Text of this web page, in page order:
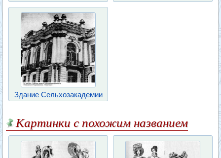
Здание Сельхозакадемии
Картинки с похожим названием